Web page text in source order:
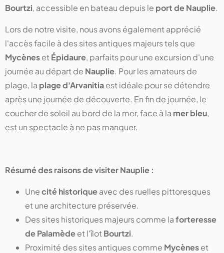
Bourtzi, accessible en bateau depuis le port de Nauplie.
Lors de notre visite, nous avons également apprécié
l'accès facile à des sites antiques majeurs tels que
Mycèneset Épidaure, parfaits pour une excursion d'une
journée au départ de Nauplie. Pour les amateurs de
plage, la plage d'Arvanitiaest idéale pour se détendre
après une journée de découverte. En fin de journée, le
coucher de soleil au bord de la mer, face à la mer bleu,
est un spectacle à ne pas manquer.
Résumé des raisons de visiter Nauplie :
Unecité historiqueavec des ruelles pittoresques
et une architecture préservée.
Des sites historiques majeurs comme laforteresse
de Palamèdeet l'îlot Bourtzi.
Proximité des sites antiques comme Mycèneset